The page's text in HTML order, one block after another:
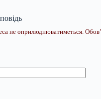
не оприлюднюватиметься.